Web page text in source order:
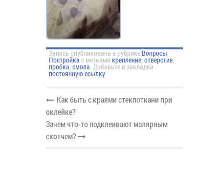
Запись опубликована в рубрике Вопросы
Постройка с метками крепление отверстие
пробка смола. Добавьте в закладки
постоянную ссылку.
Как быть с краями стеклоткани при
оклейке?
Зачем что-то подклеивают малярным
скотчем?